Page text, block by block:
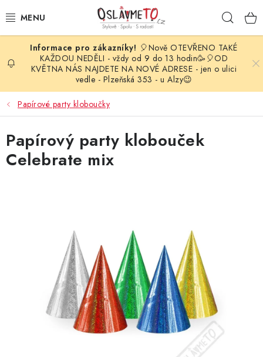
na
OSLAVA NAROZENIN
STYLOVÁ PARTY
DEKORACE A VÝZDOBA
BALÓNKY
SVATEBNÍ DOPLŇKY
BARVY NA OBLIČEJ A VLASY
BLAHOPŘÁNÍ
BUBLIFUKY
🎈Nově OTEVŘENO TAKÉ
KAŽDOU NEDĚLI - vždy od 9 do 13 hodin🥳🎈OD
KVĚTNA NÁS NAJDETE NA NOVÉ ADRESE - jen o ulici
vedle - Plzeňská 353 - u Alzy😉
Papírové party kloboučky
Papírový party klobouček
Celebrate mix